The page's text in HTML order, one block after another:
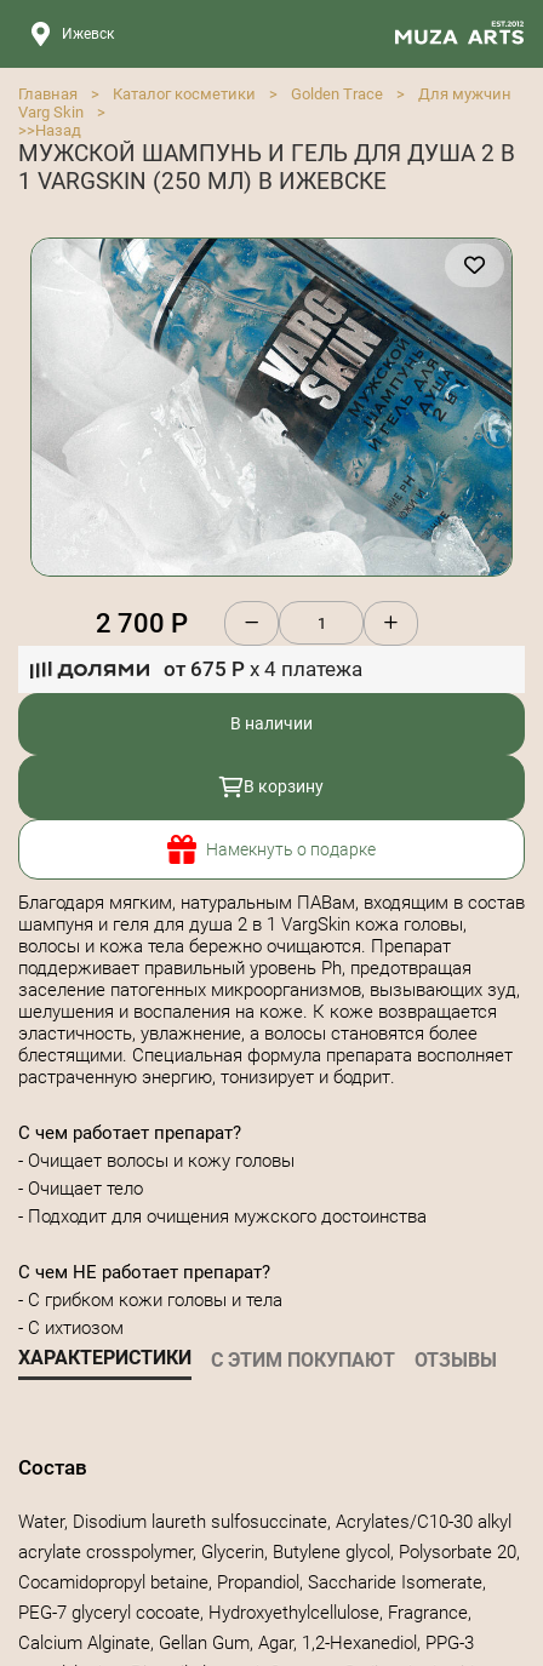
Ижевск
Главная > Каталог косметики > Golden Trace >
Для мужчин
Varg Skin
>
>>Назад
МУЖСКОЙ ШАМПУНЬ И ГЕЛЬ ДЛЯ ДУША 2 В
1 VARGSKIN (250 МЛ) В ИЖЕВСКЕ
2 700 Р
от 675 Р x 4 платежа
В наличии
В корзину
Намекнуть о подарке
Благодаря мягким, натуральным ПАВам, входящим в состав
шампуня и геля для душа 2 в 1 VargSkin кожа головы,
волосы и кожа тела бережно очищаются. Препарат
поддерживает правильный уровень Ph, предотвращая
заселение патогенных микроорганизмов, вызывающих зуд,
шелушения и воспаления на коже. К коже возвращается
эластичность, увлажнение, а волосы становятся более
блестящими. Специальная формула препарата восполняет
растраченную энергию, тонизирует и бодрит.
С чем работает препарат?
- Очищает волосы и кожу головы
- Очищает тело
- Подходит для очищения мужского достоинства
С чем НЕ работает препарат?
- С грибком кожи головы и тела
- С ихтиозом
ХАРАКТЕРИСТИКИ С ЭТИМ ПОКУПАЮТ ОТЗЫВЫ
Состав
Water, Disodium laureth sulfosuccinate, Acrylates/C10-30 alkyl
acrylate crosspolymer, Glycerin, Butylene glycol, Polysorbate 20,
Cocamidopropyl betaine, Propandiol, Saccharide Isomerate,
PEG-7 glyceryl cocoate, Hydroxyethylcellulose, Fragrance,
Calcium Alginate, Gellan Gum, Agar, 1,2-Hexanediol, PPG-3